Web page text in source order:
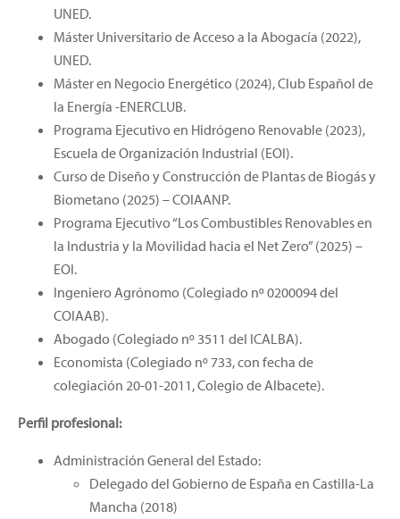
UNED.
Máster Universitario de Acceso a la Abogacía (2022),
UNED.
Máster en Negocio Energético (2024), Club Español de
la Energía -ENERCLUB.
Programa Ejecutivo en Hidrógeno Renovable (2023),
Escuela de Organización Industrial (EOI).
Curso de Diseño y Construcción de Plantas de Biogás y
Biometano (2025) – COIAANP.
Programa Ejecutivo “Los Combustibles Renovables en
la Industria y la Movilidad hacia el Net Zero” (2025) –
EOI.
Ingeniero Agrónomo (Colegiado nº 0200094 del
COIAAB).
Abogado (Colegiado nº 3511 del ICALBA).
Economista (Colegiado nº 733, con fecha de
colegiación 20-01-2011, Colegio de Albacete).
Perfil profesional:
Administración General del Estado:
Delegado del Gobierno de España en Castilla-La
Mancha (2018)